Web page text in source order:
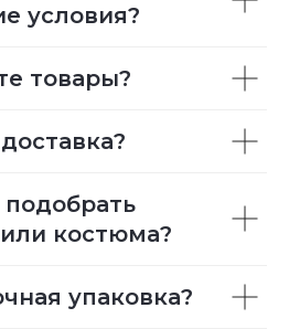
условия?
товары?
костюма?
упаковка?